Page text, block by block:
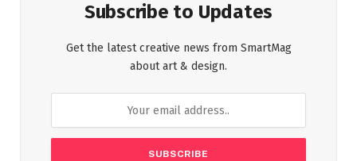
Subscribe to Updates
Get the latest creative news from SmartMag
about art & design.